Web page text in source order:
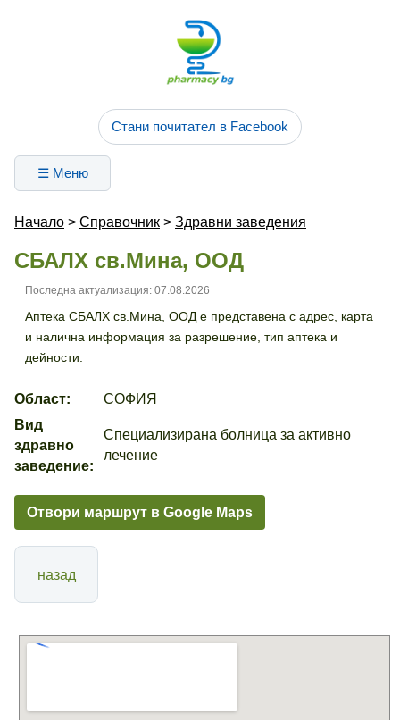
Стани почитател в Facebook
☰ Меню
Начало > Справочник > Здравни заведения
СБАЛХ св.Мина, ООД
Последна актуализация: 07.08.2026
Аптека СБАЛХ св.Мина, ООД е представена с адрес, карта
и налична информация за разрешение, тип аптека и
дейности.
Област:
СОФИЯ
Вид
здравно
заведение:
Специализирана болница за активно
лечение
Отвори маршрут в Google Maps
назад